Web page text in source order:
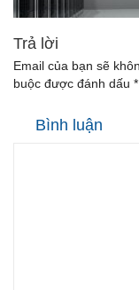
Trả lời
Email của bạn sẽ
buộc được đánh dấu *
Bình luận